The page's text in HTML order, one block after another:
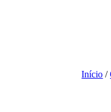
Início /